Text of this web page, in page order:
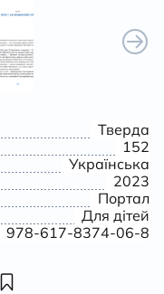
Тверда
152
Українська
2023
Портал
Для дітей
978-617-8374-06-8